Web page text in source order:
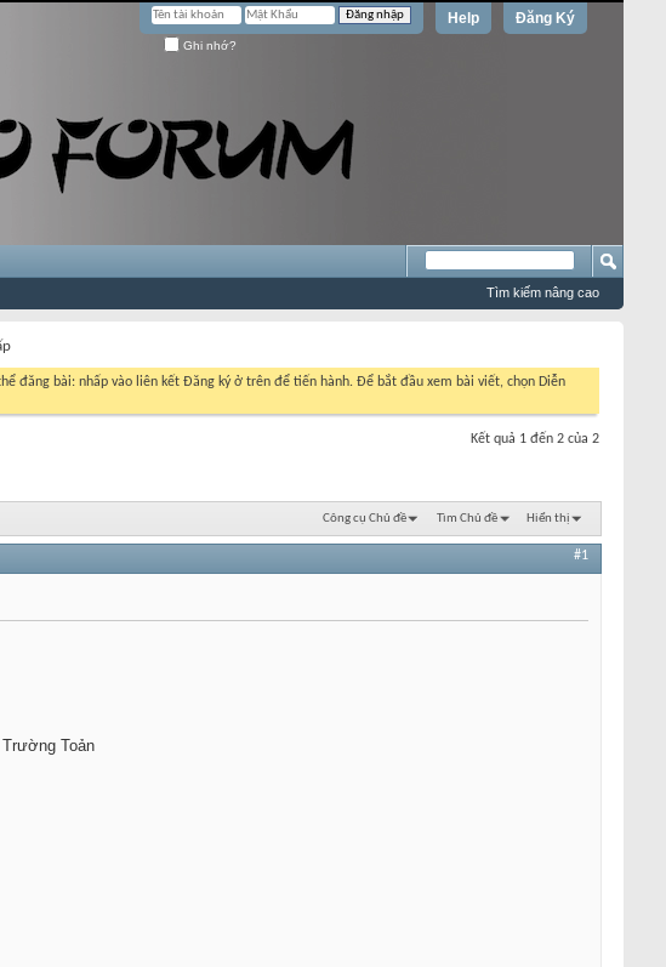
Đăng Ký
Help
Ghi nhớ?
Tìm kiếm nâng cao
đăng bài: nhấp vào liên kết Đăng ký ở trên để tiến hành. Để bắt đầu xem bài viết, chọn Diễn
Kết quả 1 đến 2 của 2
Công cụ Chủ đề Tìm Chủ đề Hiển thị
#1
Toản